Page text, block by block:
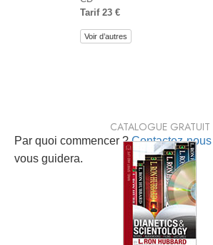
Tarif 23 €
Voir d’autres
Par quoi commencer ?Contactez-nous
vous guidera.
CATALOGUE GRATUIT